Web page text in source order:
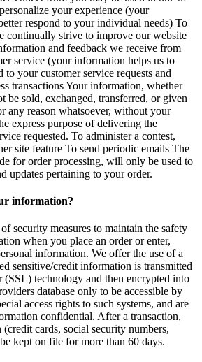
your experience (your
respond to your individual needs) To
continually strive to improve our website
and feedback we receive from
service (your information helps us to
your customer service requests and
transactions Your information, whether
sold, exchanged, transferred, or given
any reason whatsoever, without your
express purpose of delivering the
requested. To administer a contest,
site feature To send periodic emails The
for order processing, will only be used to
updates pertaining to your order.
information?
security measures to maintain the safety
when you place an order or enter,
information. We offer the use of a
sensitive/credit information is transmitted
(SSL) technology and then encrypted into
database only to be accessible by
access rights to such systems, and are
confidential. After a transaction,
cards, social security numbers,
kept on file for more than 60 days.